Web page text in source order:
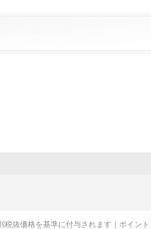
税抜価格を基準に付与されます｜ポイン